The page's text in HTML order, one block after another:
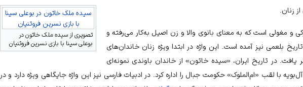
سیده ملک خاتون در بوعلی سینا
با بازی نسرین فروتنیان
تصویری از سیده ملک خاتون در
بوعلی سینا با بازی نسرین فروتنیان
زنان.
و مغولی است که به معنای بانوی والا و زن اصیل به‌کار می‌رفته و
تاریخ بلعمی نیز آمده است. این واژه در ابتدا ویژه زنان خاندان‌های
یافت. در تاریخ ایران، «سیده خاتون» از خاندان باوندی نمونه‌ای
با لقب «ام‌الملوک» حکومت جبال را اداره کرد. در ادبیات فارسی نیز این واژه جایگاهی ویژه دارد و در